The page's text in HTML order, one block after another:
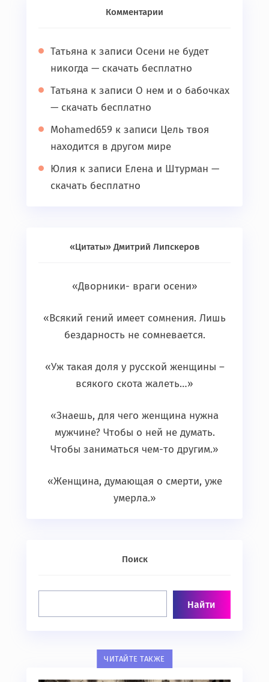
Комментарии
Татьяна к записи Осени не будет
никогда — скачать бесплатно
Татьяна к записи О нем и о бабочках
— скачать бесплатно
Mohamed659 к записи Цель твоя
находится в другом мире
Юлия к записи Елена и Штурман —
скачать бесплатно
«Цитаты» Дмитрий Липскеров
«Дворники- враги осени»
«Всякий гений имеет сомнения. Лишь
бездарность не сомневается.
«Уж такая доля у русской женщины –
всякого скота жалеть…»
«Знаешь, для чего женщина нужна
мужчине? Чтобы о ней не думать.
Чтобы заниматься чем-то другим.»
«Женщина, думающая о смерти, уже
умерла.»
Поиск
ЧИТАЙТЕ ТАКЖЕ